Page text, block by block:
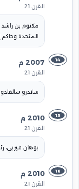
القرن 21
مكتوم بن راشد
المتحدة وحاكم
14 2007 م
القرن 21
ساندرو
15 2010 م
القرن 21
يوهان فيريي،
16 2010 م
القرن 21